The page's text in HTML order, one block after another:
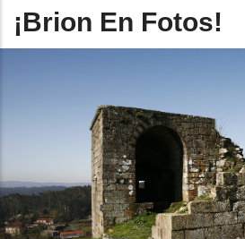
¡Brion En Fotos!